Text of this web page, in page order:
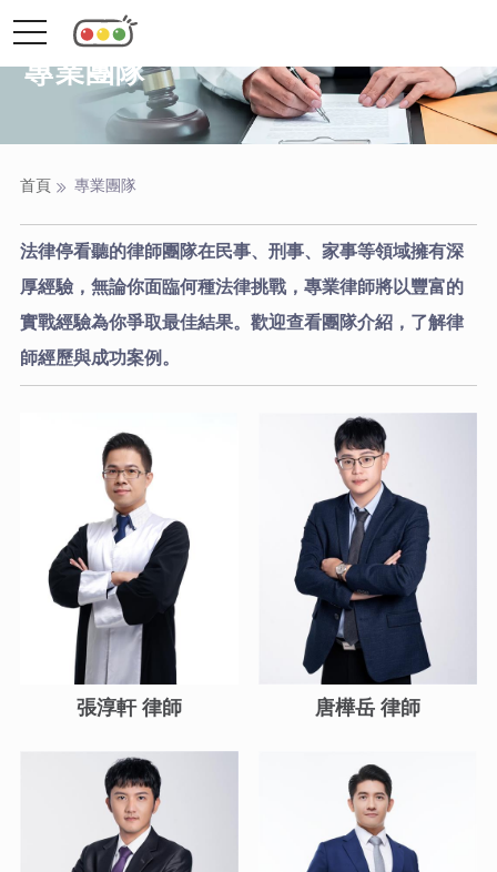
toggle
專業團隊
首頁 專業團隊
法律停看聽的律師團隊在民事、刑事、家事等領域擁有深
厚經驗，無論你面臨何種法律挑戰，專業律師將以豐富的
實戰經驗為你爭取最佳結果。歡迎查看團隊介紹，了解律
師經歷與成功案例。
張淳軒 律師 唐樺岳 律師